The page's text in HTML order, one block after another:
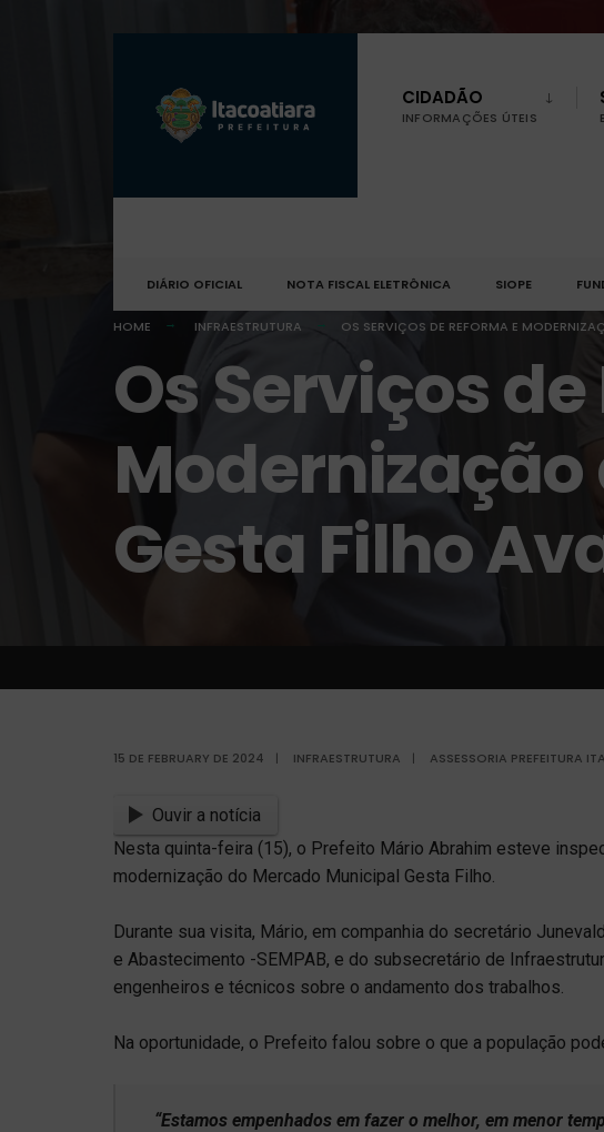
CIDADÃO
INFORMAÇÕES ÚTEIS
DIÁRIO OFICIAL NOTA FISCAL ELETRÔNICA SIOPE
HOME INFRAESTRUTURA OS SERVIÇOS DE REFORMA E
Os Serviços
Gesta Filho
15 DE FEBRUARY DE 2024 | INFRAESTRUTURA | ASSESSORIA PREFEITURA
Ouvir a notícia
Nesta quinta-feira (15), o Prefeito Mário Abrahim esteve
modernização do Mercado Municipal Gesta Filho.
Durante sua visita, Mário, em companhia do secretário
e Abastecimento -SEMPAB, e do subsecretário de
engenheiros e técnicos sobre o andamento dos trabalhos.
Na oportunidade, o Prefeito falou sobre o que a população
“Estamos empenhados em fazer o melhor, em menor